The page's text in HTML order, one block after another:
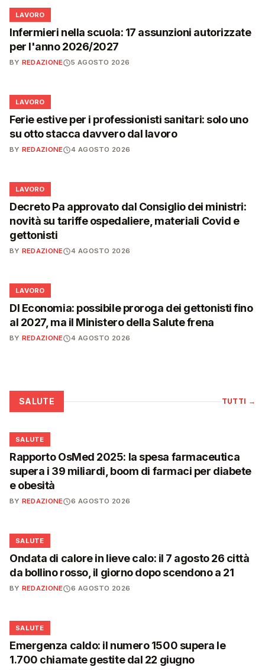
💼
LAVORO
Infermieri nella scuola: 17 assunzioni autorizzate
per l'anno 2026/2027
BY REDAZIONE 5 AGOSTO 2026
💼
LAVORO
Ferie estive per i professionisti sanitari: solo uno
su otto stacca davvero dal lavoro
BY REDAZIONE 4 AGOSTO 2026
💼
LAVORO
Decreto Pa approvato dal Consiglio dei ministri:
novità su tariffe ospedaliere, materiali Covid e
gettonisti
BY REDAZIONE 4 AGOSTO 2026
💼
LAVORO
Dl Economia: possibile proroga dei gettonisti fino
al 2027, ma il Ministero della Salute frena
BY REDAZIONE 4 AGOSTO 2026
SALUTE TUTTI →
❤️
SALUTE
Rapporto OsMed 2025: la spesa farmaceutica
supera i 39 miliardi, boom di farmaci per diabete
e obesità
BY REDAZIONE 6 AGOSTO 2026
❤️
SALUTE
Ondata di calore in lieve calo: il 7 agosto 26 città
da bollino rosso, il giorno dopo scendono a 21
BY REDAZIONE 6 AGOSTO 2026
❤️
SALUTE
Emergenza caldo: il numero 1500 supera le
1.700 chiamate gestite dal 22 giugno